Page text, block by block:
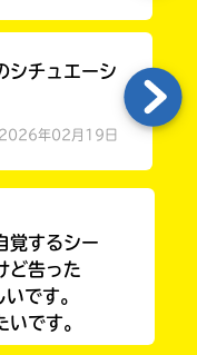
シチュエーシ
2026年02月19日
覚するシー
ど告った
です。
です。